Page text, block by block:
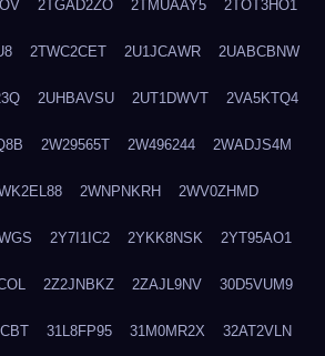
2TGAD2ZO 2TMUAAY5 2TOT3HO1
2TWC2CET 2U1JCAWR 2UABCBNW
2UHBAVSU 2UT1DWVT 2VA5KTQ4
2W29565T 2W496244 2WADJS4M
2WNPNKRH 2WV0ZHMD
2Y7I1IC2 2YKK8NSK 2YT95AO1
2Z2JNBKZ 2ZAJL9NV 30D5VUM9
31L8FP95 31M0MR2X 32AT2VLN